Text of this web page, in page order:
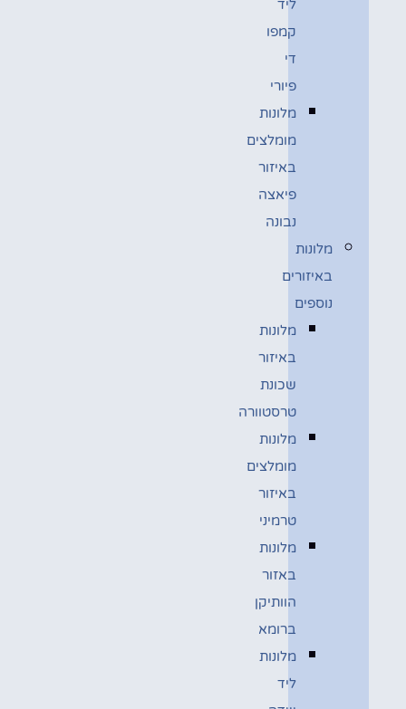
ליד
קמפו
די
פיורי
מלונות
מומלצים
באיזור
פיאצה
נבונה
מלונות
באיזורים
נוספים
מלונות
באיזור
שכונת
טרסטוורה
מלונות
מומלצים
באיזור
טרמיני
מלונות
באזור
הוותיקן
ברומא
מלונות
ליד